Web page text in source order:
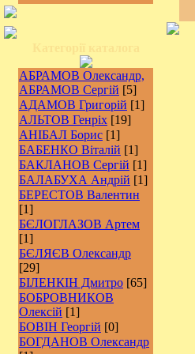
АБРАМОВ Олександр,
АБРАМОВ Сергій [5]
АДАМОВ Григорій [1]
АЛЬТОВ Генріх [19]
АНІБАЛ Борис [1]
БАБЕНКО Віталій [1]
БАКЛАНОВ Сергій [1]
БАЛАБУХА Андрій [1]
БЕРЕСТОВ Валентин
[1]
БЄЛОГЛАЗОВ Артем
[1]
БЄЛЯЄВ Олександр
[29]
БІЛЕНКІН Дмитро [65]
БОБРОВНИКОВ
Олексій [1]
БОВІН Георгій [0]
БОГДАНОВ Олександр